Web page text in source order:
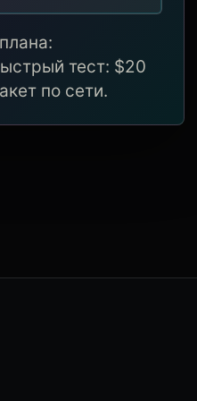
тест: $20
по сети.